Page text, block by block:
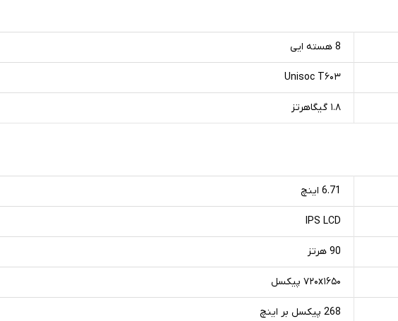
8 هسته ایی
Unisoc T۶۰۳
۱.۸ گیگاهرتز
6.71 اینچ
IPS LCD
90 هرتز
۷۲۰x۱۶۵۰ پیکسل
268 پیکسل بر اینچ